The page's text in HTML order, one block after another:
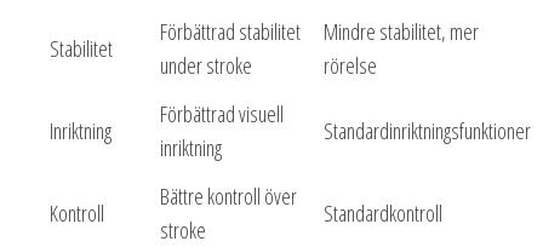
Stabilitet
Förbättrad stabilitet
under stroke
Mindre stabilitet, mer
rörelse
Inriktning
Förbättrad visuell
inriktning
Standardinriktningsfunktioner
Kontroll
Bättre kontroll över
stroke
Standardkontroll